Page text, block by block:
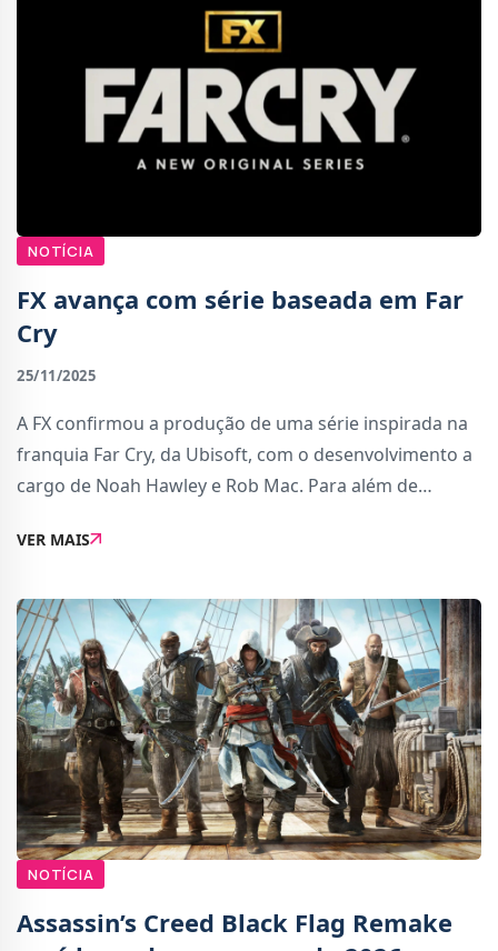
NOTÍCIA
FX avança com série baseada em Far
Cry
25/11/2025
A FX confirmou a produção de uma série inspirada na
franquia Far Cry, da Ubisoft, com o desenvolvimento a
cargo de Noah Hawley e Rob Mac. Para além de
elenco principal. A série será distribuí
VER MAIS
NOTÍCIA
Assassin’s Creed Black Flag Remake